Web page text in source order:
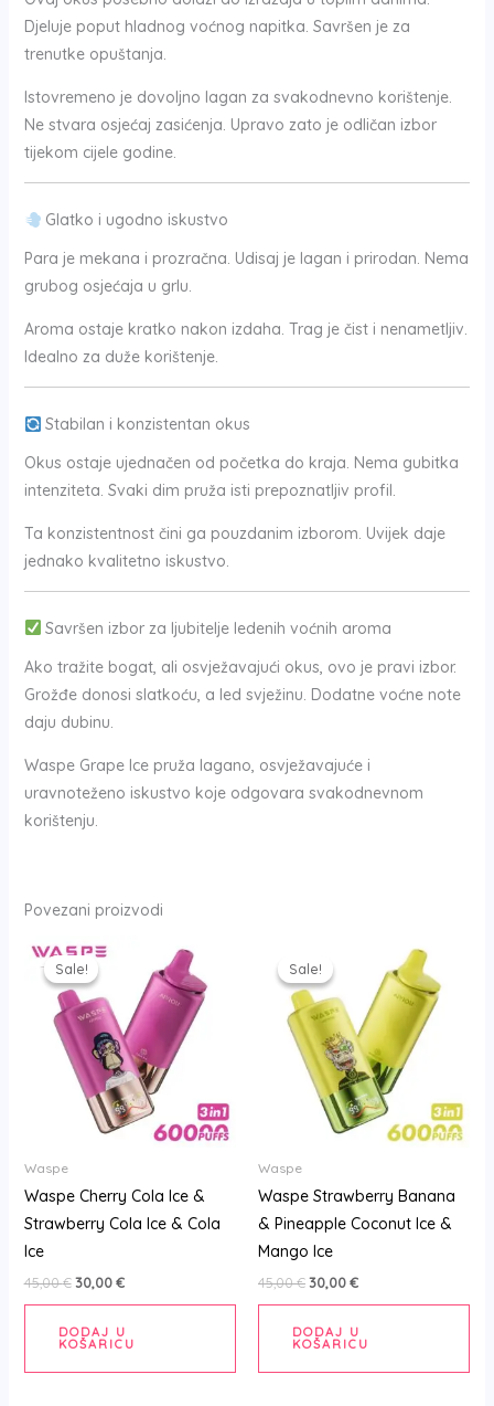
Djeluje poput hladnog voćnog napitka. Savršen je za
trenutke opuštanja.
Istovremeno je dovoljno lagan za svakodnevno korištenje.
Ne stvara osjećaj zasićenja. Upravo zato je odličan izbor
tijekom cijele godine.
Glatko i ugodno iskustvo
Para je mekana i prozračna. Udisaj je lagan i prirodan. Nema
grubog osjećaja u grlu.
Aroma ostaje kratko nakon izdaha. Trag je čist i nenametljiv.
Idealno za duže korištenje.
Stabilan i konzistentan okus
Okus ostaje ujednačen od početka do kraja. Nema gubitka
intenziteta. Svaki dim pruža isti prepoznatljiv profil.
Ta konzistentnost čini ga pouzdanim izborom. Uvijek daje
jednako kvalitetno iskustvo.
Savršen izbor za ljubitelje ledenih voćnih aroma
Ako tražite bogat, ali osvježavajući okus, ovo je pravi izbor.
Grožđe donosi slatkoću, a led svježinu. Dodatne voćne note
daju dubinu.
Waspe Grape Ice pruža lagano, osvježavajuće i
uravnoteženo iskustvo koje odgovara svakodnevnom
korištenju.
Povezani proizvodi
Sale!
Sale!
Waspe
Waspe Cherry Cola Ice &
Strawberry Cola Ice & Cola
Ice
45,00€
Izvorna
cijena
bila
je:
45,00 €.
30,00€
30,00 €.
DODAJ U
KOŠARICU
Sale!
Sale!
Waspe
Waspe Strawberry Banana
& Pineapple Coconut Ice &
Mango Ice
45,00€
cijena
bila
je:
45,00 €.
30,00€
30,00 €.
DODAJ U
KOŠARICU